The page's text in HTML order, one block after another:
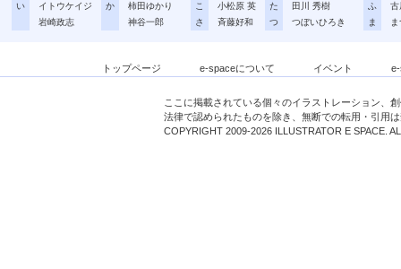
い
イトウケイジ
岩崎政志
か
柿田ゆかり
神谷一郎
こ
小松原 英
さ
斉藤好和
た
田川 秀樹
つ
つぼいひろき
ふ
古
ま
トップページ e-spaceについて イベント
ここに掲載されている個々のイラストレーション、
法律で認められたものを除き、無断での転用・引用
COPYRIGHT 2009-2026 ILLUSTRATOR E SPACE.